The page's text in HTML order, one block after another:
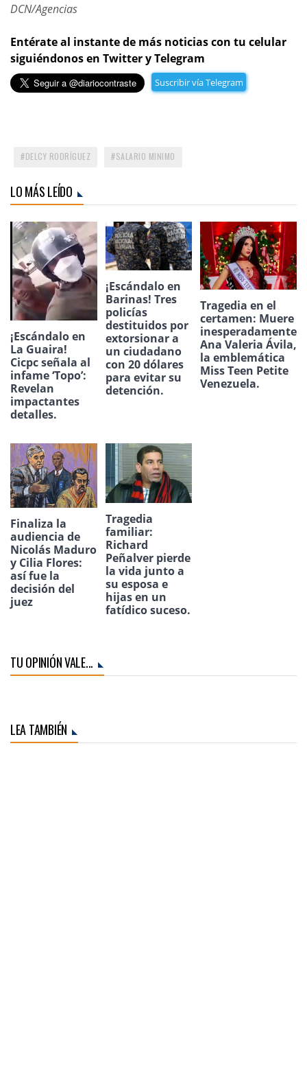
DCN/Agencias
Entérate al instante de más noticias con tu celular
siguiéndonos en Twitter y Telegram
Suscribir vía Telegram
DELCY RODRÍGUEZ SALARIO MINIMO
LO MÁS LEÍDO
¡Escándalo en
La Guaira!
Cicpc señala al
infame ‘Topo’:
Revelan
impactantes
detalles.
¡Escándalo en
Barinas! Tres
policías
destituidos por
extorsionar a
un ciudadano
con 20 dólares
para evitar su
detención.
Tragedia en el
certamen: Muere
inesperadamente
Ana Valeria Ávila,
la emblemática
Miss Teen Petite
Venezuela.
Finaliza la
audiencia de
Nicolás Maduro
y Cilia Flores:
así fue la
decisión del
juez
Tragedia
familiar:
Richard
Peñalver pierde
la vida junto a
su esposa e
hijas en un
fatídico suceso.
TU OPINIÓN VALE...
LEA TAMBIÉN